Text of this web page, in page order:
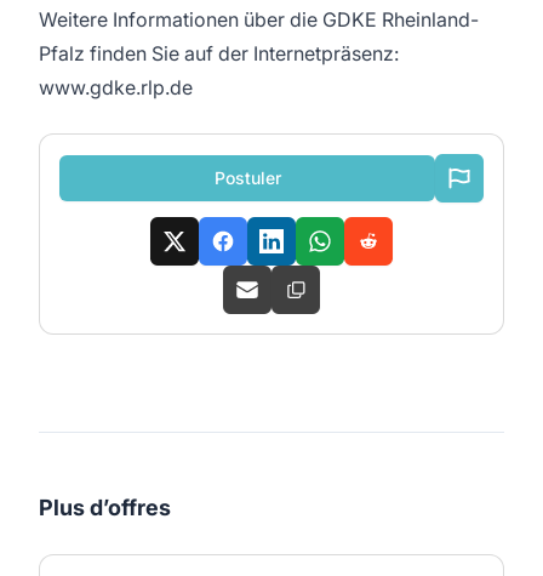
Weitere Informationen über die GDKE Rheinland-
Pfalz finden Sie auf der Internetpräsenz:
www.gdke.rlp.de
Postuler
Plus d’offres